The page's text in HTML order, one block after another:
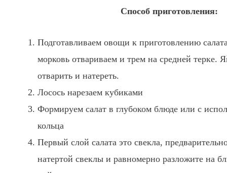
Способ приготовления:
Подготавливаем овощи к приготовлению
морковь отвариваем и трем на средней терке.
отварить и натереть.
Лосось нарезаем кубиками
Формируем салат в глубоком блюде или с
кольца
Первый слой салата это свекла,
натертой свеклы и равномерно разложите на